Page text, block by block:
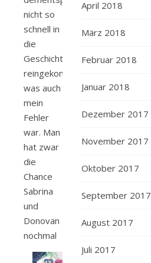
nicht so
schnell in
die
Geschichte
reingekommen,
was auch
mein
Fehler
war. Man
hat zwar
die
Chance
Sabrina
und
Donovan
nochmal
April 2018
März 2018
Februar 2018
Januar 2018
Dezember 2017
November 2017
Oktober 2017
September 2017
August 2017
Juli 2017